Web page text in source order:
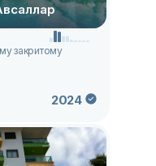
закритому
2024